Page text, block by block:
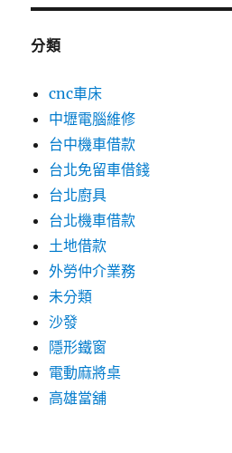
分類
cnc車床
中壢電腦維修
台中機車借款
台北免留車借錢
台北廚具
台北機車借款
土地借款
外勞仲介業務
未分類
沙發
隱形鐵窗
電動麻將桌
高雄當舖